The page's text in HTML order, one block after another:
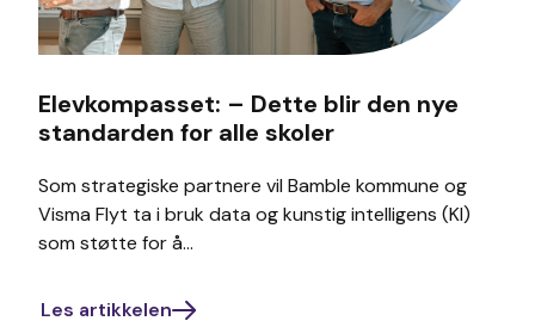
Elevkompasset: – Dette blir den nye
standarden for alle skoler
Som strategiske partnere vil Bamble kommune og
Visma Flyt ta i bruk data og kunstig intelligens (KI)
som støtte for å...
Les artikkelen